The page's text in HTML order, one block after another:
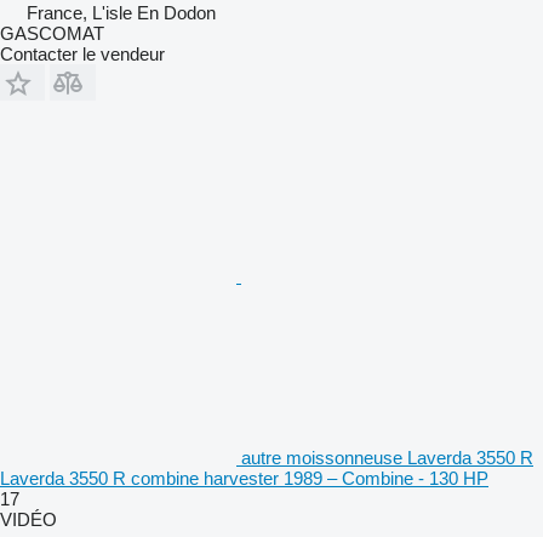
France, L'isle En Dodon
GASCOMAT
Contacter le vendeur
autre moissonneuse Laverda 3550 R
Laverda 3550 R combine harvester 1989 – Combine - 130 HP
17
VIDÉO